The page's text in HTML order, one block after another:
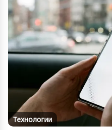
Технологии